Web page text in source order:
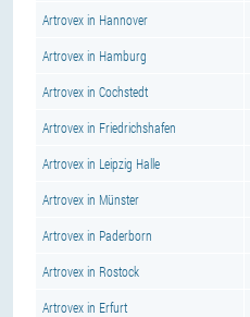
Artrovex in Hannover
Artrovex in Hamburg
Artrovex in Cochstedt
Artrovex in Friedrichshafen
Artrovex in Leipzig Halle
Artrovex in Münster
Artrovex in Paderborn
Artrovex in Rostock
Artrovex in Erfurt